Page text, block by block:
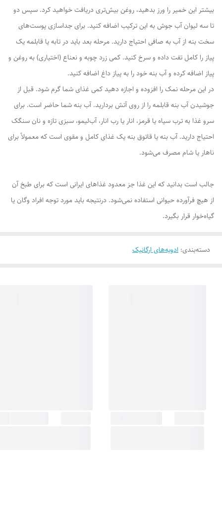
بیشتر این خمیر را ورز بدهید، روغن بیش‌تری دریافت خواهید کرد. سپس دو
تا سه لیوان آب جوش به این ترکیب اضافه کنید. برای جداسازی پوست‌های
سخت بنه از آب به صافی احتیاج دارید. مرحله بعد باید در تابه یا قابلمه یک
پیاز را کامل تفت داده و سرخ کنید. کمی زرد چوبه و نعناع (اختیاری) به روغن و
پیاز اضافه کرده و آب بنه خود را به پیاز داغ اضافه کنید.
در این مرحله نمک را افزوده و اجازه دهید کمی غذای شما گرم شود. قبل از
جوشیدن آب بنه قابلمه را از روی آتش بردارید. آب بنه شما حاضر است. برای
سرو غذا به ترب سیاه یا قرمز، انار یا رب انار، آب‌لیمو، سبزی تازه و نان سنگک
احتیاج دارید. آب بنه یا قاتوق بنه یک غذای کامل و مقوی است که معمولاً برای
ناهار یا شام مصرف می‌شود.
جالب است بدانید که این غذا جز معدود غذا‌های ایرانی است که برای طبخ آن
از هیچ فرآورده حیوانی استفاده نمی‌شود. درنتیجه باید مورد توجه افراد وگان یا
گیاه‌خوار قرار بگیرد.
دسته‌بندی: ادویه‌های ارگانیک